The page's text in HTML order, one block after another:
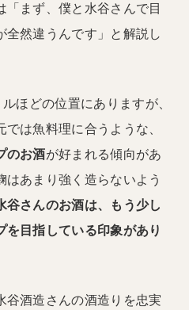
まず、僕と水谷さんで目
然違うんです」と解説し
ほどの位置にありますが、
は魚料理に合うような、
のお酒が好まれる傾向があ
はあまり強く造らないよう
谷さんのお酒は、もう少し
目指している印象があり
谷酒造さんの酒造りを忠実